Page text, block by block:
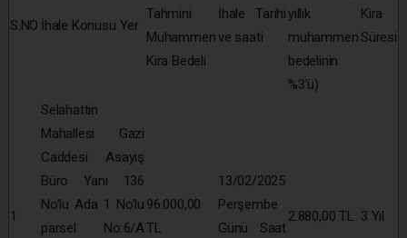
S.NO İhale Konusu Yer
Tahmini
Muhammen
Kira Bedeli
İhale Tarihi
ve saati
yıllık
muhammen
bedelinin
%3’ü)
Kira
Süresi
1
Selahattin
Mahallesi Gazi
Caddesi Asayiş
Büro Yanı 136
No’lu Ada 1 No’lu
parsel No:6/A
96.000,00
TL
13/02/2025
Perşembe
Günü Saat
2.880,00 TL 3 Yıl